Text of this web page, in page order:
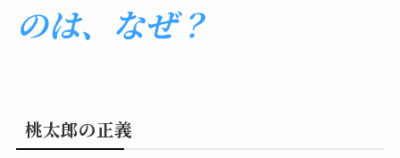
のは、なぜ？
桃太郎の正義